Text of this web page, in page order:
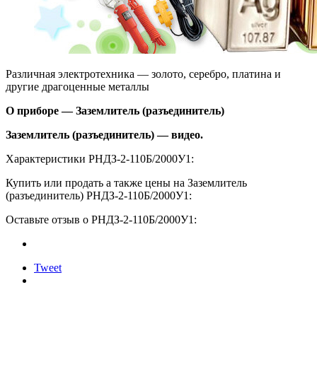
Различная электротехника — золото, серебро, платина и
другие драгоценные металлы
О приборе — Заземлитель (разъединитель)
Заземлитель (разъединитель) — видео.
Характеристики РНДЗ-2-110Б/2000У1:
Купить или продать а также цены на Заземлитель
(разъединитель) РНДЗ-2-110Б/2000У1:
Оставьте отзыв о РНДЗ-2-110Б/2000У1:
Tweet